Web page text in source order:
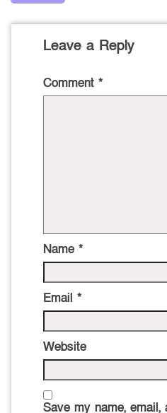
Leave a Reply
Comment *
Name *
Email *
Website
Save my name, email,